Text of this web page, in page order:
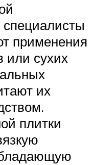
специалисты
применения
или сухих
их
плитки